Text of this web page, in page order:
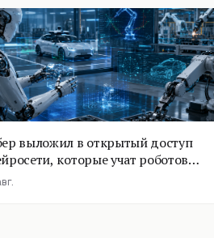
выложил в открытый доступ
которые учат роботов